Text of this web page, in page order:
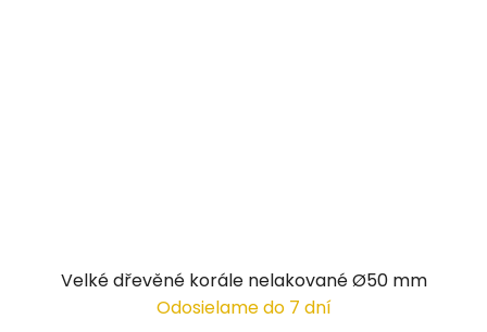
Velké dřevěné korále nelakované Ø50 mm
Odosielame do 7 dní